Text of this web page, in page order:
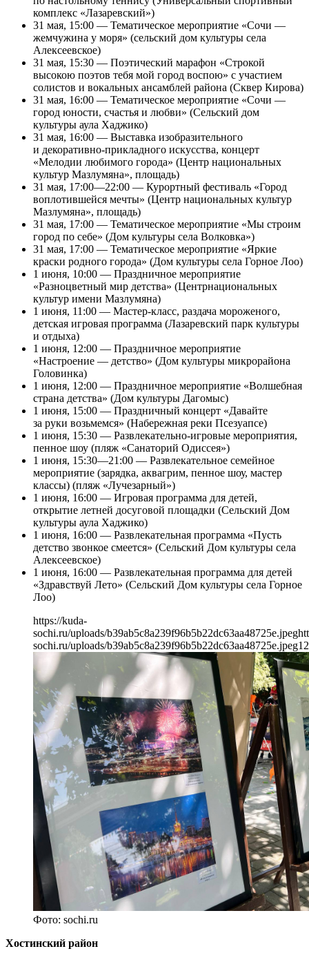
комплекс «Лазаревский»)
31 мая, 15:00 — Тематическое мероприятие «Сочи —
жемчужина у моря» (сельский дом культуры села
Алексеевское)
31 мая, 15:30 — Поэтический марафон «Строкой
высокою поэтов тебя мой город воспою» с участием
солистов и вокальных ансамблей района (Сквер Кирова)
31 мая, 16:00 — Тематическое мероприятие «Сочи —
город юности, счастья и любви» (Сельский дом
культуры аула Хаджико)
31 мая, 16:00 — Выставка изобразительного
и декоративно-прикладного искусства, концерт
«Мелодии любимого города» (Центр национальных
культур Мазлумяна», площадь)
31 мая, 17:00—22:00 — Курортный фестиваль «Город
воплотившейся мечты» (Центр национальных культур
Мазлумяна», площадь)
31 мая, 17:00 — Тематическое мероприятие «Мы строим
город по себе» (Дом культуры села Волковка»)
31 мая, 17:00 — Тематическое мероприятие «Яркие
краски родного города» (Дом культуры села Горное Лоо)
1 июня, 10:00 — Праздничное мероприятие
«Разноцветный мир детства» (Центрнациональных
культур имени Мазлумяна)
1 июня, 11:00 — Мастер-класс, раздача мороженого,
детская игровая программа (Лазаревский парк культуры
и отдыха)
1 июня, 12:00 — Праздничное мероприятие
«Настроение — детство» (Дом культуры микрорайона
Головинка)
1 июня, 12:00 — Праздничное мероприятие «Волшебная
страна детства» (Дом культуры Дагомыс)
1 июня, 15:00 — Праздничный концерт «Давайте
за руки возьмемся» (Набережная реки Псезуапсе)
1 июня, 15:30 — Развлекательно-игровые мероприятия,
пенное шоу (пляж «Санаторий Одиссея»)
1 июня, 15:30—21:00 — Развлекательное семейное
мероприятие (зарядка, аквагрим, пенное шоу, мастер
классы) (пляж «Лучезарный»)
1 июня, 16:00 — Игровая программа для детей,
открытие летней досуговой площадки (Сельский Дом
культуры аула Хаджико)
1 июня, 16:00 — Развлекательная программа «Пусть
детство звонкое смеется» (Сельский Дом культуры села
Алексеевское)
1 июня, 16:00 — Развлекательная программа для детей
«Здравствуй Лето» (Сельский Дом культуры села Горное
Лоо)
https://kuda-
sochi.ru/uploads/b39ab5c8a239f96b5b22dc63aa48725e.jpeg
sochi.ru/uploads/b39ab5c8a239f96b5b22dc63aa48725e.jpeg
Фото: sochi.ru
Хостинский район